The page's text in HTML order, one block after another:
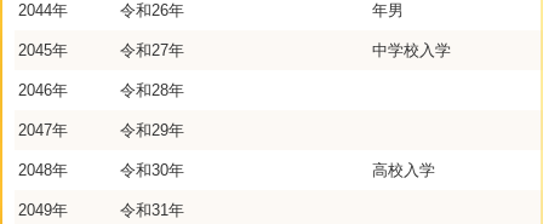
2044年 令和26年 年男
2045年 令和27年 中学校入学
2046年 令和28年
2047年 令和29年
2048年 令和30年 高校入学
2049年 令和31年